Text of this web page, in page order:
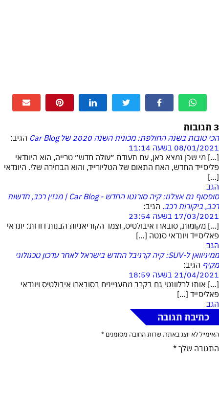
3 תגובות
הכי טובות בשנה החולפת: מכונית השנה 2020 של Car Blog
הגיב:
08/01/2021 בשעה 11:14
[…] מי שכן נמצא כאן, עם תעודת ״עולה חדש״ טרייה, הוא היונדאי
פליסייד החדש, האח התאום של הטליורייד, והוא הבחירה שלי. היונדאי
[…]
הגב
סופסוף גם אצלנו: קיה סורנטו החדש - Car Blog | מגזין רכב, חדשות
רכב, ביקורות רכב. הגיב:
17/03/2021 בשעה 23:54
[…] מקומות, סובארו איבולטיס, וצמד הקוריאניות הבנות דודות: יונדאי
פאליסייד ויונדאי סנטה […]
הגב
ממיניוואן ל-SUV: קיה קרניבל החדש בישראל לאחר עדכון טכנולוגי
מקיף הגיב:
21/04/2021 בשעה 18:59
[…] אותו לרלוונטי גם בקרב מתעניינים בסובארו איבולטיס ויונדאי
פאליסייד […]
הגב
כתיבת תגובה
האימייל לא יוצג באתר. שדות החובה מסומנים *
התגובה שלך *